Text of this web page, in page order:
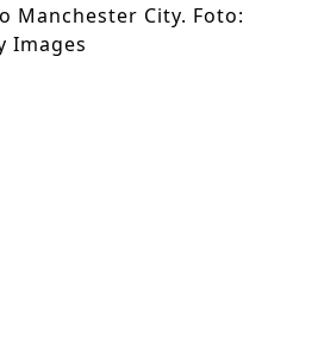
Manchester City. Foto:
Images